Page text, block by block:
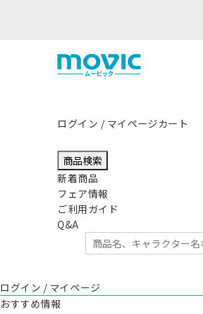
ログイン / マイページカート
商品検索
新着商品
フェア情報
ご利用ガイド
Q&A
ログイン / マイページ
おすすめ情報